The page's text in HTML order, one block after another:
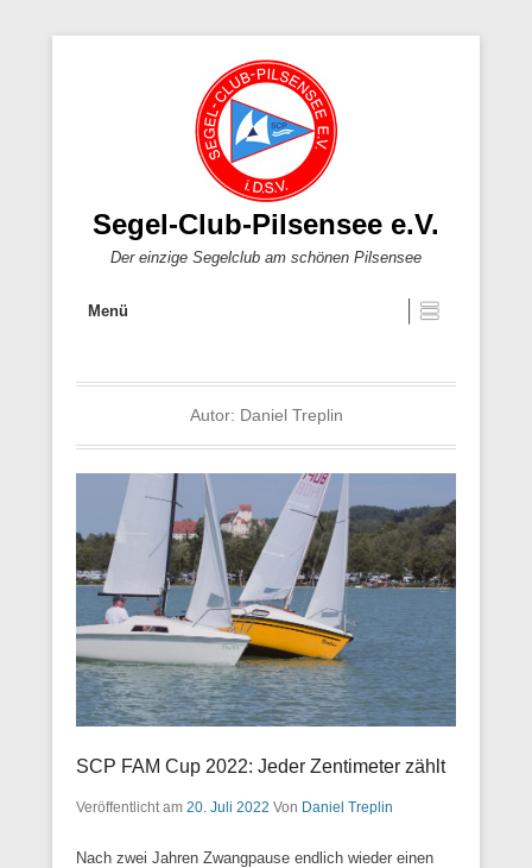
Segel-Club-Pilsensee e.V.
Der einzige Segelclub am schönen Pilsensee
Menü
Autor: Daniel Treplin
SCP FAM Cup 2022: Jeder Zentimeter zählt
Veröffentlicht am 20. Juli 2022 Von Daniel Treplin
Nach zwei Jahren Zwangpause endlich wieder einen